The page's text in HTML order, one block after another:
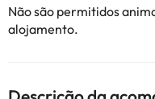
Não são permitidos
alojamento.